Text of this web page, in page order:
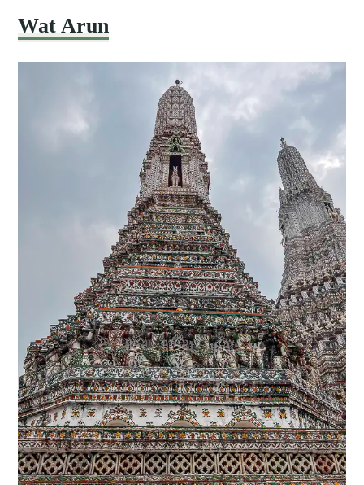
Wat Arun